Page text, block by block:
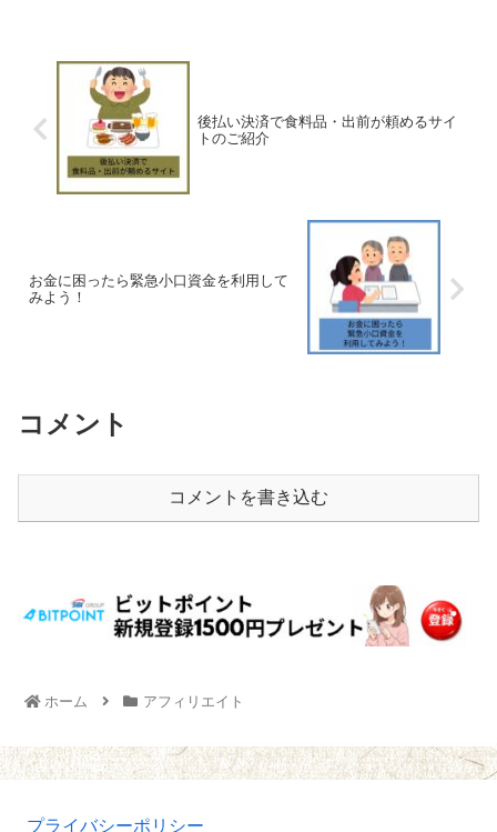
後払い決済で食料品・出前が頼めるサイ
トのご紹介
お金に困ったら緊急小口資金を利用して
みよう！
コメント
コメントを書き込む
ホーム アフィリエイト
プライバシーポリシー